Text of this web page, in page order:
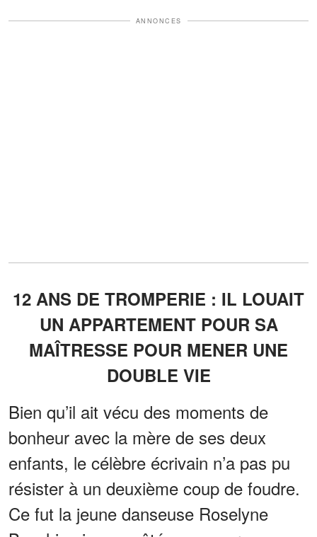
ANNONCES
12 ANS DE TROMPERIE : IL LOUAIT
UN APPARTEMENT POUR SA
MAÎTRESSE POUR MENER UNE
DOUBLE VIE
Bien qu’il ait vécu des moments de
bonheur avec la mère de ses deux
enfants, le célèbre écrivain n’a pas pu
résister à un deuxième coup de foudre.
Ce fut la jeune danseuse Roselyne